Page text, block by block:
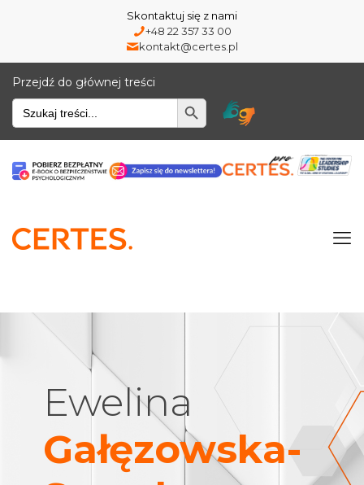
Skontaktuj się z nami
+48 22 357 33 00
kontakt@certes.pl
Przejdź do głównej treści
Wyszukiwarka
Ewelina
Gałęzowska-